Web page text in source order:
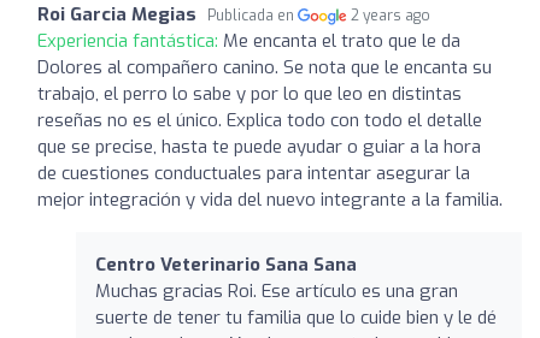
Roi Garcia Megias Publicada en 2 years ago
Experiencia fantástica: Me encanta el trato que le da
Dolores al compañero canino. Se nota que le encanta su
trabajo, el perro lo sabe y por lo que leo en distintas
reseñas no es el único. Explica todo con todo el detalle
que se precise, hasta te puede ayudar o guiar a la hora
de cuestiones conductuales para intentar asegurar la
mejor integración y vida del nuevo integrante a la familia.
Centro Veterinario Sana Sana
Muchas gracias Roi. Ese artículo es una gran
suerte de tener tu familia que lo cuide bien y le dé